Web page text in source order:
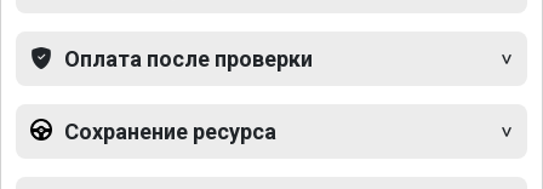
Оплата после проверки
Сохранение ресурса